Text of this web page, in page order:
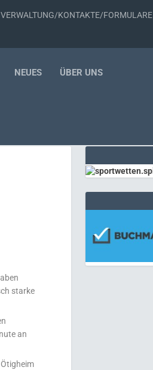
VERWALTUNG/KONTAKTE/FORMULARE
NEUES ÜBER UNS
starke
an